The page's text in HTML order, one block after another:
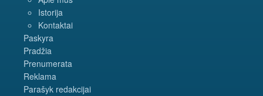
Istorija
Kontaktai
Paskyra
Pradžia
Prenumerata
Reklama
Parašyk redakcijai